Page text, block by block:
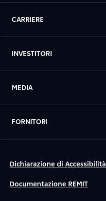
CARRIERE
INVESTITORI
MEDIA
FORNITORI
Dichiarazione di Accessibilità
Documentazione REMIT